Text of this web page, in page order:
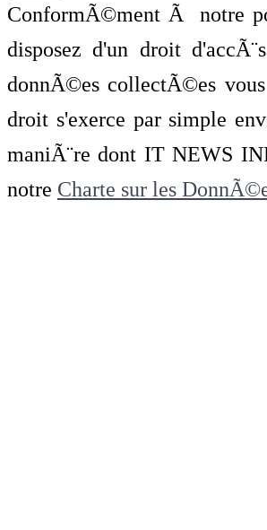
ConformÃ©ment Ã notre
disposez d'un droit
donnÃ©es collectÃ©es
droit s'exerce par simple
maniÃ¨re dont IT NEWS
notre Charte sur les